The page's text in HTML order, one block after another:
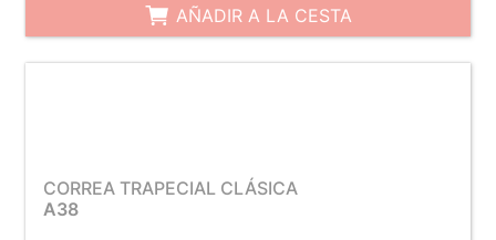
AÑADIR A LA CESTA
CORREA TRAPECIAL CLÁSICA
A38